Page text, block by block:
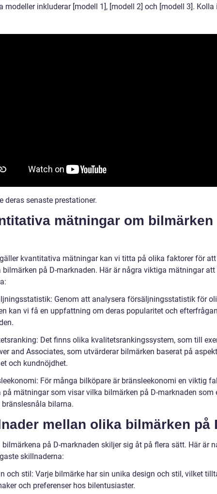
modeller inkluderar [modell 1], [modell 2] och [modell 3]. Kolla
deras senaste prestationer.
mätningar om bilmärken
kvantitativa mätningar kan vi titta på olika faktorer för att
bilmärken på D-marknaden. Här är några viktiga mätningar att
Genom att analysera försäljningsstatistik för
kan vi få en uppfattning om deras popularitet och
Det finns olika kvalitetsrankingssystem, som till
and Associates, som utvärderar bilmärken baserat på
och kundnöjdhet.
För många bilköpare är bränsleekonomi en viktig
på mätningar som visar vilka bilmärken på D-marknaden som
bränslesnåla bilarna.
mellan olika bilmärken på
bilmärkena på D-marknaden skiljer sig åt på flera sätt. Här är
skillnaderna:
och stil: Varje bilmärke har sin unika design och stil, vilket
och preferenser hos bilentusiaster.